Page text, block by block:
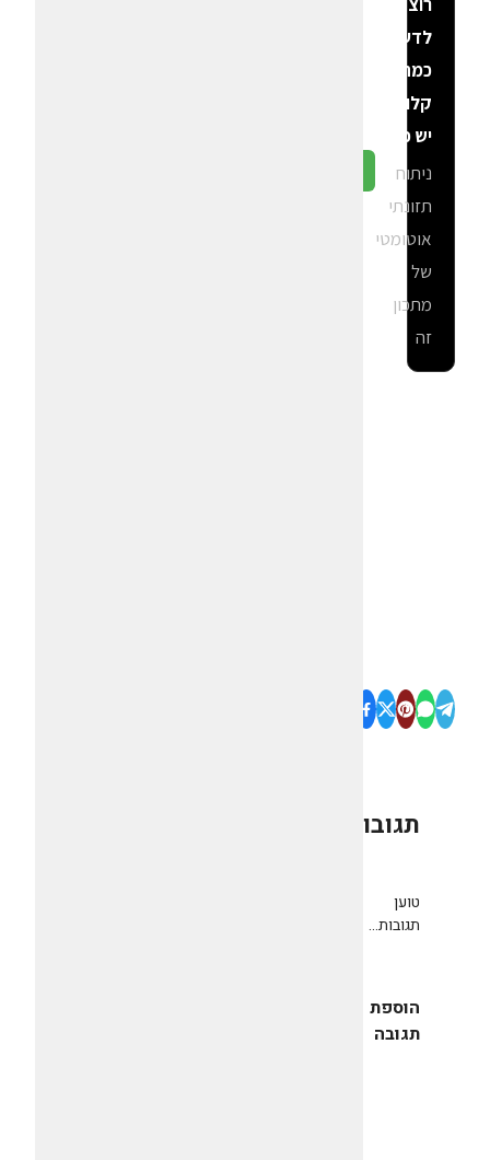
לדעת
כמה
קלוריות
יש פה?
ניתוח
תזונתי
אוטומטי
של
מתכון
זה
תגובות
טוען
תגובות...
הוספת
תגובה